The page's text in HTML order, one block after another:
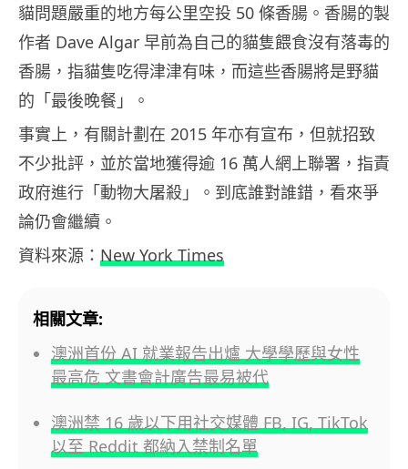
貓問題嚴重的地方每公里空投 50 條香腸。香腸的製
作者 Dave Algar 早前為自己的貓隻餵食沒有落毒的
香腸，指貓隻吃得津津有味，而這些香腸將是野貓
的「最後晚餐」。
事實上，有關計劃在 2015 年亦有宣布，但就招致
不少批評，並於當地獲得逾 16 萬人網上聯署，指責
政府進行「動物大屠殺」。到底誰對誰錯，看來爭
論仍會繼續。
資料來源： New York Times
相關文章:
澳洲首份 AI 就業報告出爐 大學學歷與女性
最高危 文書會計廣告最易被代
澳洲禁 16 歲以下用社交媒體 FB, IG, TikTok
以至 Reddit 都納入禁制名單